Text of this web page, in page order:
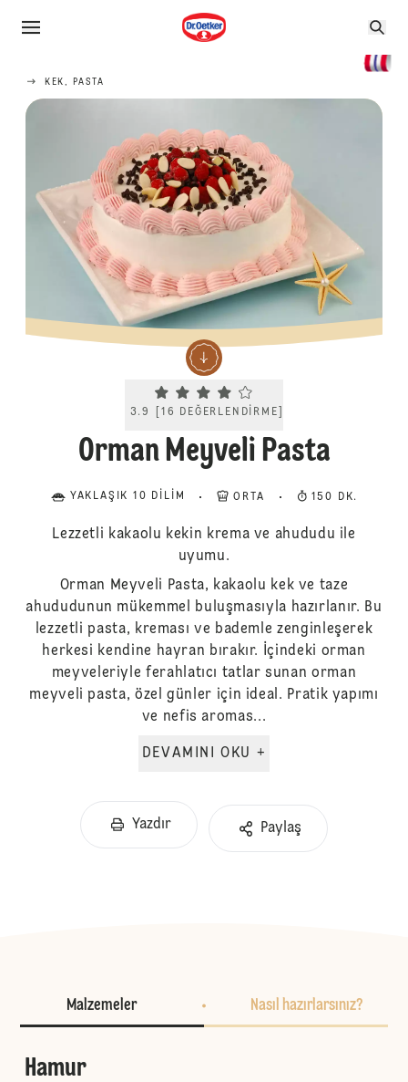
KEK, PASTA
Current rating 3.9. Click to rate.
3.9 16 DEĞERLENDIRME
Orman Meyveli Pasta
YAKLAŞIK 10 DILIM ORTA 150 DK.
Lezzetli kakaolu kekin krema ve ahududu ile
uyumu.
Orman Meyveli Pasta, kakaolu kek ve taze
ahududunun mükemmel buluşmasıyla hazırlanır. Bu
lezzetli pasta, kreması ve bademle zenginleşerek
herkesi kendine hayran bırakır. İçindeki orman
meyveleriyle ferahlatıcı tatlar sunan orman
meyveli pasta, özel günler için ideal. Pratik yapımı
ve nefis aromas...
DEVAMINI OKU +
Yazdır Paylaş
Malzemeler Nasıl hazırlarsınız?
Hamur